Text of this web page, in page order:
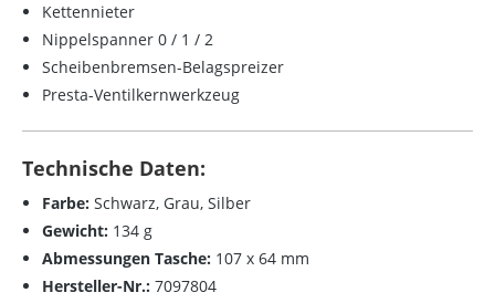
Kettennieter
Nippelspanner 0 / 1 / 2
Scheibenbremsen-Belagspreizer
Presta-Ventilkernwerkzeug
Technische Daten:
Farbe: Schwarz, Grau, Silber
Gewicht: 134 g
Abmessungen Tasche: 107 x 64 mm
Hersteller-Nr.: 7097804